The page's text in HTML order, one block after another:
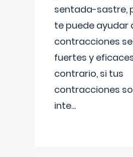
sentada-sastre,
te puede ayudar
contracciones
fuertes y
contrario, si tus
contracciones
inte...